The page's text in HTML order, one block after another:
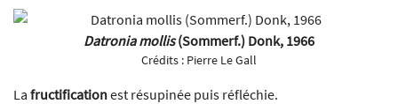
Datronia mollis(Sommerf.) Donk, 1966
Crédits : Pierre Le Gall
La fructificationest résupinée puis réfléchie.